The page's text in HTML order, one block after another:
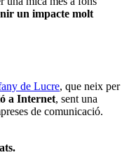
un impacte molt
de Lucre, que neix per
a Internet, sent una
de comunicació.